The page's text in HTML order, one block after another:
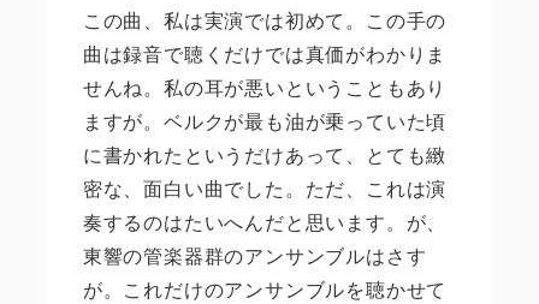
この曲、私は実演では初めて。この手の
曲は録音で聴くだけでは真価がわかりま
せんね。私の耳が悪いということもあり
ますが。ベルクが最も油が乗っていた頃
に書かれたというだけあって、とても緻
密な、面白い曲でした。ただ、これは演
奏するのはたいへんだと思います。が、
東響の管楽器群のアンサンブルはさす
が。これだけのアンサンブルを聴かせて